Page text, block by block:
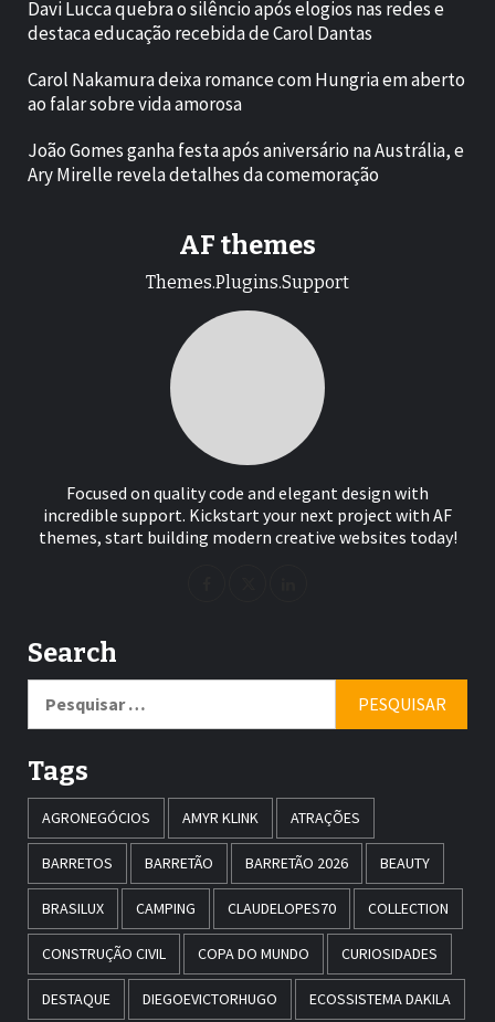
Davi Lucca quebra o silêncio após elogios nas redes e
destaca educação recebida de Carol Dantas
Carol Nakamura deixa romance com Hungria em aberto
ao falar sobre vida amorosa
João Gomes ganha festa após aniversário na Austrália, e
Ary Mirelle revela detalhes da comemoração
AF themes
Themes.Plugins.Support
Focused on quality code and elegant design with
incredible support. Kickstart your next project with AF
themes, start building modern creative websites today!
Search
por:
Tags
AGRONEGÓCIOS AMYR KLINK ATRAÇÕES
BARRETOS BARRETÃO BARRETÃO 2026 BEAUTY
BRASILUX CAMPING CLAUDELOPES70 COLLECTION
CONSTRUÇÃO CIVIL COPA DO MUNDO CURIOSIDADES
DESTAQUE DIEGOEVICTORHUGO ECOSSISTEMA DAKILA